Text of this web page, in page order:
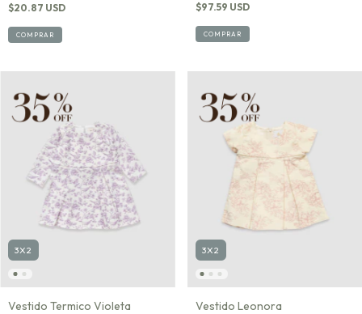
$20.87 USD
COMPRAR
$97.59 USD
COMPRAR
3X2
Vestido Termico Violeta
3X2
Vestido Leonora